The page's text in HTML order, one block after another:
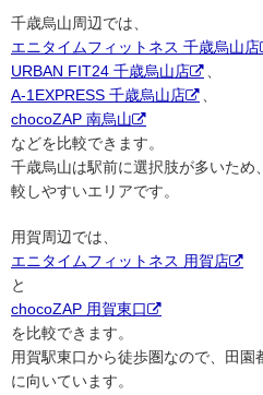
千歳烏山周辺では、
エニタイムフィットネス 千歳烏山店
URBAN FIT24 千歳烏山店
A-1EXPRESS 千歳烏山店
chocoZAP 南烏山
などを比較できます。
千歳烏山は駅前に選択肢が多いため
較しやすいエリアです。
用賀周辺では、
エニタイムフィットネス 用賀店
と
chocoZAP 用賀東口
を比較できます。
用賀駅東口から徒歩圏なので、田園
に向いています。